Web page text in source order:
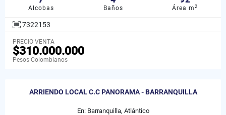
Alcobas Baños Área m2
7322153
PRECIO VENTA
$310.000.000
Pesos Colombianos
ARRIENDO LOCAL C.C PANORAMA - BARRANQUILLA
En: Barranquilla, Atlántico